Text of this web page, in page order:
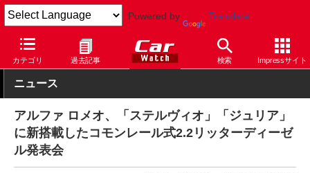
Powered by Translate
カテゴリ 過去記事 検索 Impressサイト
Car Watch 自動車 アルファ ロメオ その他
ニュース
アルファ ロメオ、「ステルヴィオ」「ジュリア」
に新搭載したコモンレール式2.2リッターディーゼ
ル発表会